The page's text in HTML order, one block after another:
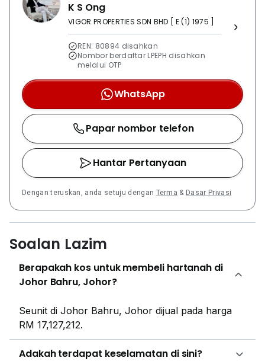
K S Ong
VIGOR PROPERTIES SDN BHD [ E (1) 1975 ]
REN: 80894 disahkan
Nombor berdaftar LPEPH disahkan
melalui OTP
WhatsApp
Papar nombor telefon
Hantar Pertanyaan
Dengan teruskan, anda setuju dengan Terma & Dasar Privasi
Soalan Lazim
Berapakah kos untuk membeli hartanah di
Johor Bahru, Johor?
Seunit di Johor Bahru, Johor dijual pada harga
RM 17,127,212.
Adakah terdapat keselamatan di sini?